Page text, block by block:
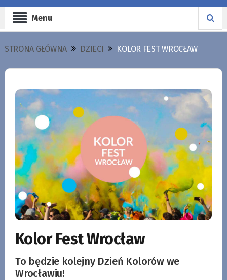
Menu
STRONA GŁÓWNA DZIECI KOLOR FEST WROCŁAW
Kolor Fest Wrocław
To będzie kolejny Dzień Kolorów we
Wrocławiu!